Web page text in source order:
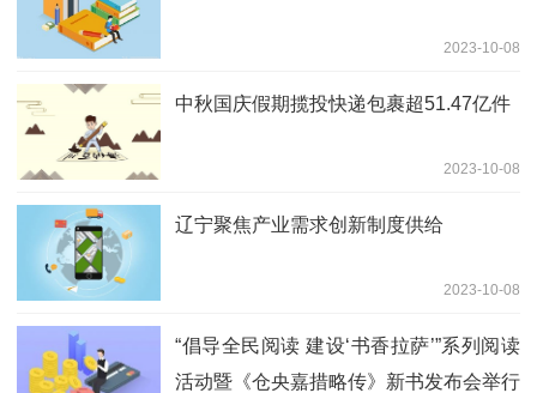
2023-10-08
中秋国庆假期揽投快递包裹超51.47亿件
2023-10-08
辽宁聚焦产业需求创新制度供给
2023-10-08
“倡导全民阅读 建设‘书香拉萨’”系列阅读
活动暨《仓央嘉措略传》新书发布会举行